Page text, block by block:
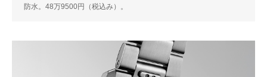
防水。48万9500円（税込み）。